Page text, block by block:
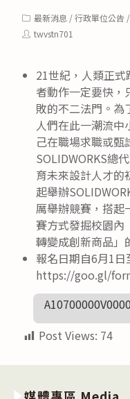
Post
category:
最新消息 /行政單位公告 /
Posttwvstn701
21世紀，人類正
者動作一定要快，
敗的不二法門。為
人們在此一潮流中
己在職場求職或甄
SOLIDWORKS總
育未來設計人才的
起舉辦
厲舉辦競賽，搭起
賽方式發掘校園內
轉變成創新商品」
報名日期自6月1日
https://goo.gl/
Post Views: 74